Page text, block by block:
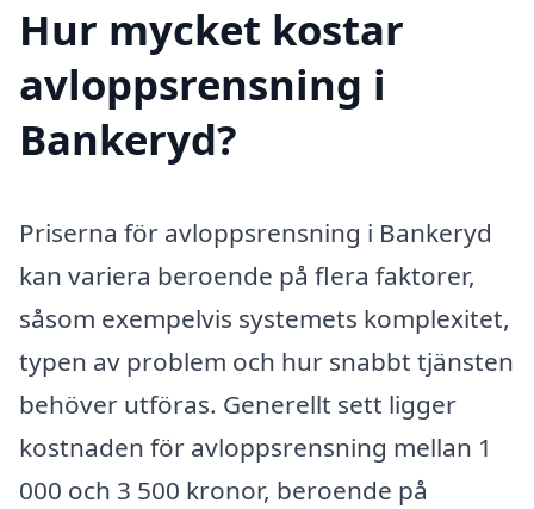
Hur mycket kostar
avloppsrensning i
Bankeryd?
Priserna för avloppsrensning i Bankeryd
kan variera beroende på flera faktorer,
såsom exempelvis systemets komplexitet,
typen av problem och hur snabbt tjänsten
behöver utföras. Generellt sett ligger
kostnaden för avloppsrensning mellan 1
000 och 3 500 kronor, beroende på